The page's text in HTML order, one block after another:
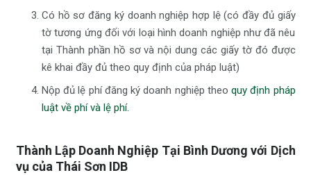
Có hồ sơ đăng ký doanh nghiệp hợp lệ (có đầy đủ giấy
tờ tương ứng đối với loại hình doanh nghiệp như đã nêu
tại Thành phần hồ sơ và nội dung các giấy tờ đó được
kê khai đầy đủ theo quy định của pháp luật)
Nộp đủ lệ phí đăng ký doanh nghiệp theoquy định pháp
luật về phí và lệ phí.
Thành Lập Doanh Nghiệp Tại Bình Dương với Dịch
vụ của Thái Sơn IDB